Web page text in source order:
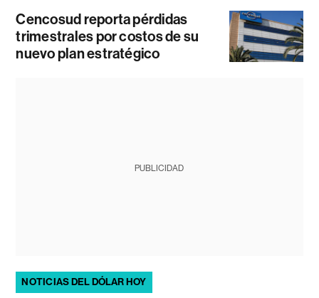
Cencosud reporta pérdidas
trimestrales por costos de su
nuevo plan estratégico
PUBLICIDAD
NOTICIAS DEL DÓLAR HOY